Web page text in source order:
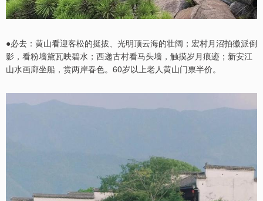
●必去：黄山看迎客松的挺拔、光明顶云海的壮阔；宏村月沼拍徽派倒
影，看粉墙黛瓦映碧水；西递古村看马头墙，触摸岁月痕迹；新安江
山水画廊坐船，赏两岸春色。60岁以上老人黄山门票半价。